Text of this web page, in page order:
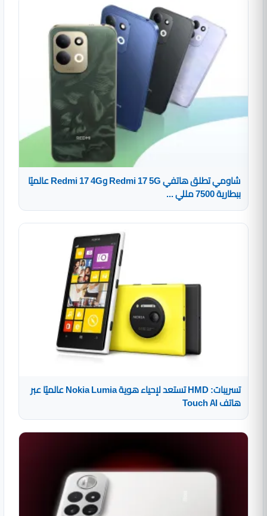
شاومي تطلق هاتفي Redmi 17 5G وRedmi 17 4G عالميًا
ببطارية 7500 مللي ...
تسريبات: HMD تستعد لإحياء هوية Nokia Lumia عالميًا عبر
هاتف Touch AI